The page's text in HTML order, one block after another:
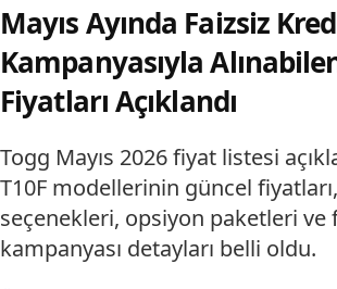
Mayıs Ayında Faizsiz
Kampanyasıyla
Fiyatları Açıklandı
Togg Mayıs 2026 fiyat listesi
T10F modellerinin güncel
seçenekleri, opsiyon paketleri ve
kampanyası detayları belli oldu.